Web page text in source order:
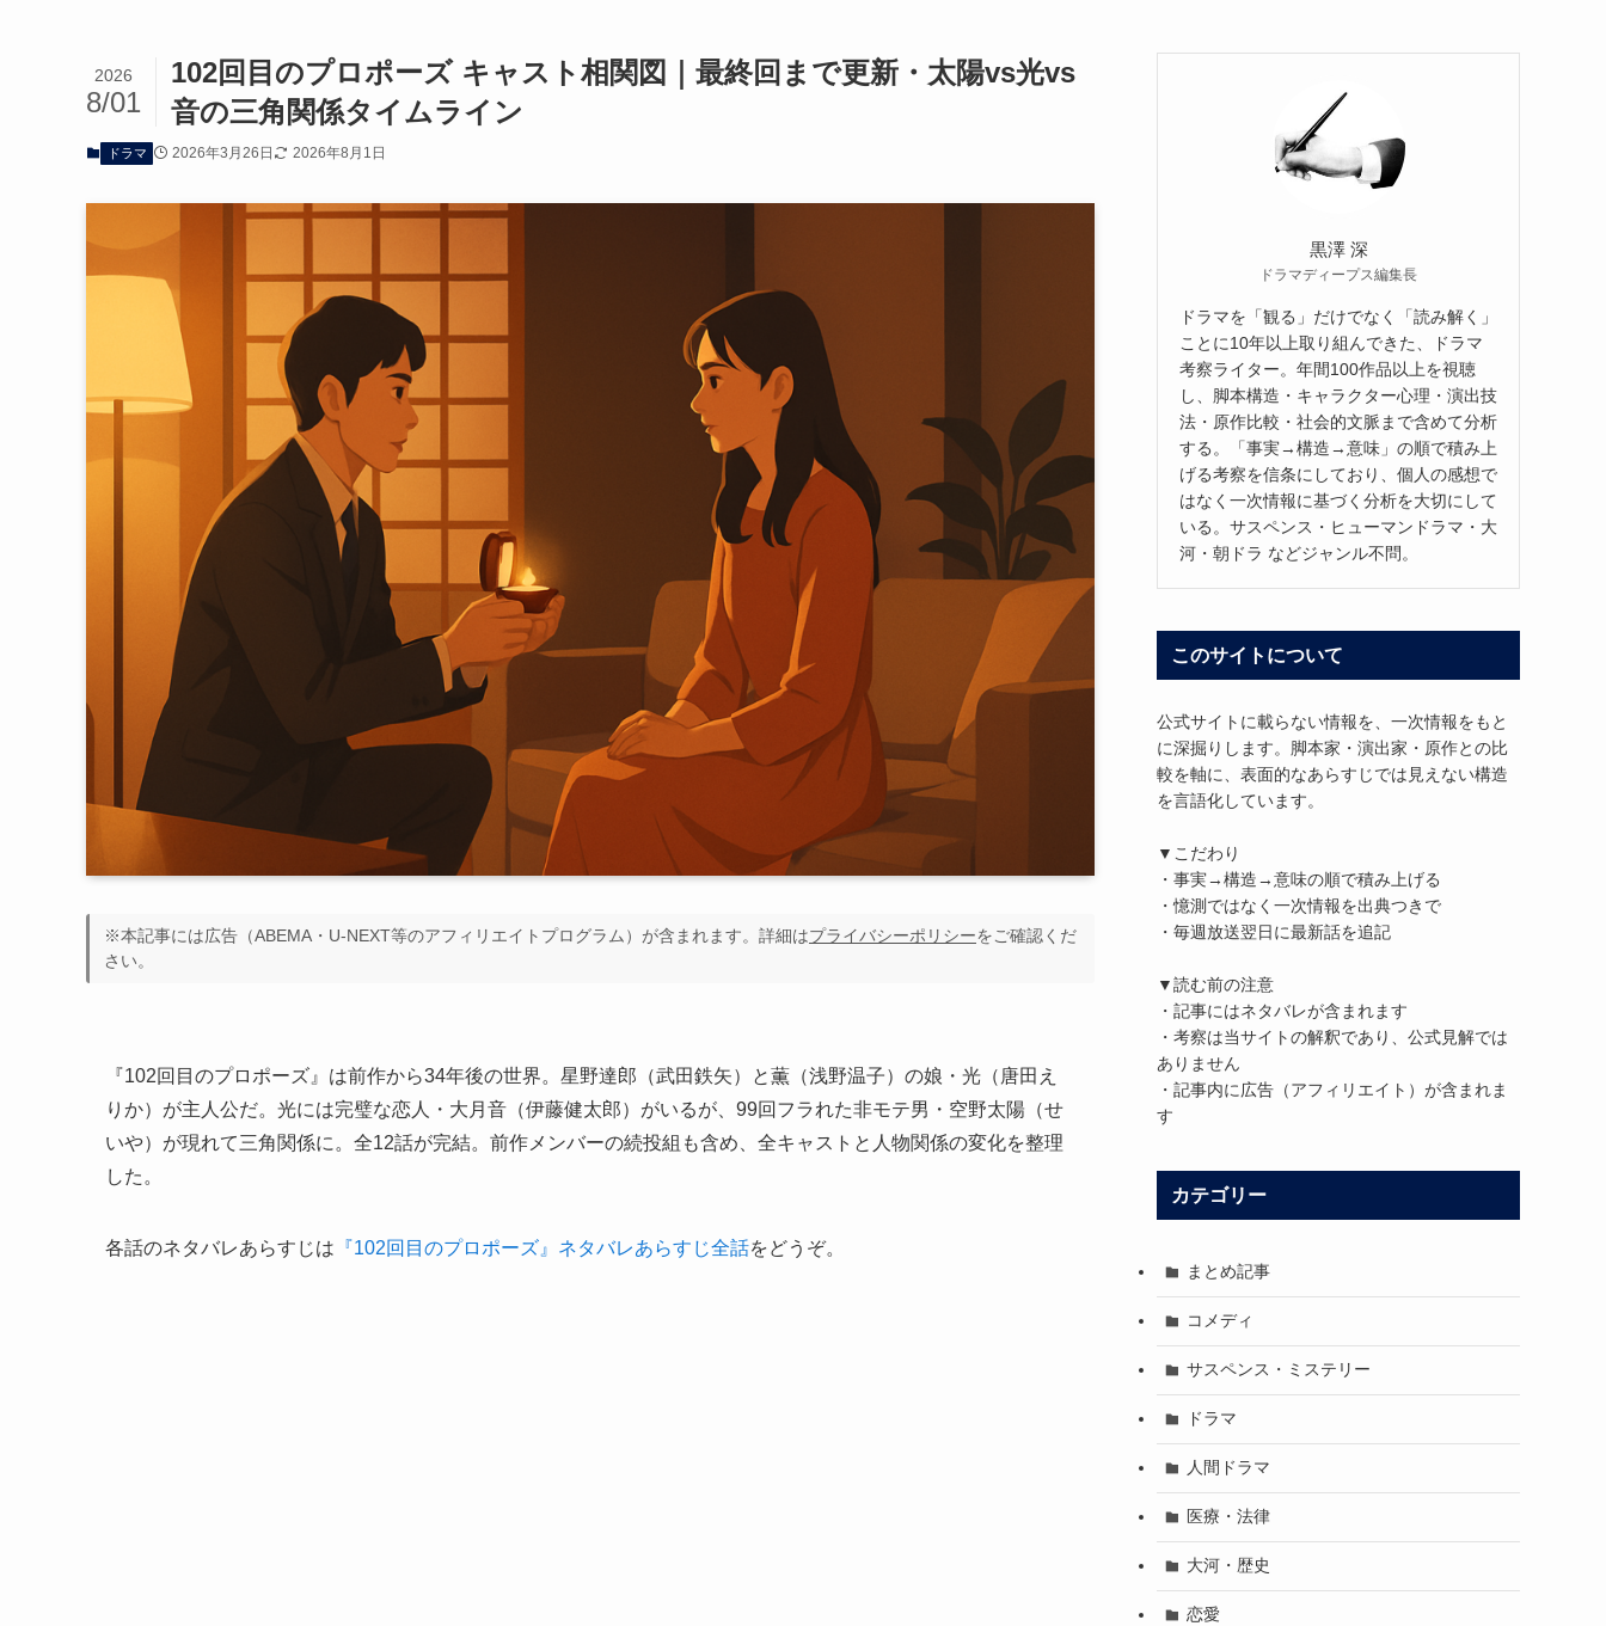
102回目のプロポーズ キャスト相関図｜最終回まで更新・太陽vs光vs
音の三角関係タイムライン
2026
8/01
ドラマ 2026年3月26日 2026年8月1日
※本記事には広告（ABEMA・U-NEXT等のアフィリエイトプログラム）が含まれます。詳細はプライバシーポリシーをご確認くだ
さい。
『102回目のプロポーズ』は前作から34年後の世界。星野達郎（武田鉄矢）と薫（浅野温子）の娘・光（唐田え
りか）が主人公だ。光には完璧な恋人・大月音（伊藤健太郎）がいるが、99回フラれた非モテ男・空野太陽（せ
いや）が現れて三角関係に。全12話が完結。前作メンバーの続投組も含め、全キャストと人物関係の変化を整理
した。
各話のネタバレあらすじは 『102回目のプロポーズ』ネタバレあらすじ全話をどうぞ。
黒澤 深
ドラマディープス編集長
ドラマを「観る」だけでなく「読み解く」
ことに10年以上取り組んできた、ドラマ
考察ライター。年間100作品以上を視聴
し、脚本構造・キャラクター心理・演出技
法・原作比較・社会的文脈まで含めて分析
する。「事実→構造→意味」の順で積み上
げる考察を信条にしており、個人の感想で
はなく一次情報に基づく分析を大切にして
いる。サスペンス・ヒューマンドラマ・大
河・朝ドラ などジャンル不問。
このサイトについて
公式サイトに載らない情報を、一次情報をもと
に深掘りします。脚本家・演出家・原作との比
較を軸に、表面的なあらすじでは見えない構造
を言語化しています。
▼こだわり
・事実→構造→意味の順で積み上げる
・憶測ではなく一次情報を出典つきで
・毎週放送翌日に最新話を追記
▼読む前の注意
・記事にはネタバレが含まれます
・考察は当サイトの解釈であり、公式見解では
ありません
・記事内に広告（アフィリエイト）が含まれま
す
カテゴリー
まとめ記事
コメディ
サスペンス・ミステリー
ドラマ
人間ドラマ
医療・法律
大河・歴史
恋愛